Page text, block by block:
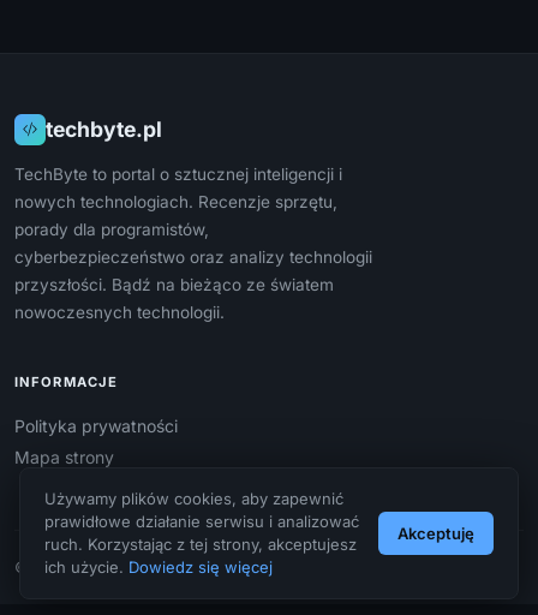
techbyte.pl
TechByte to portal o sztucznej inteligencji i
nowych technologiach. Recenzje sprzętu,
porady dla programistów,
cyberbezpieczeństwo oraz analizy technologii
przyszłości. Bądź na bieżąco ze światem
nowoczesnych technologii.
INFORMACJE
Polityka prywatności
Mapa strony
© 2026 techbyte.pl. Wszelkie prawa zastrzeżone.
Używamy plików cookies, aby zapewnić
prawidłowe działanie serwisu i analizować
ruch. Korzystając z tej strony, akceptujesz
ich użycie. Dowiedz się więcej
Akceptuję